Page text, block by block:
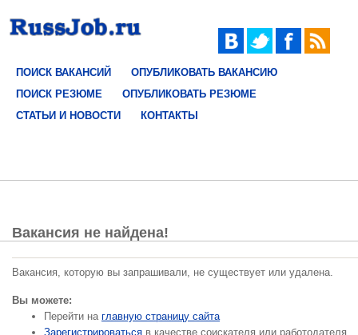
ПОИСК ВАКАНСИЙ
ОПУБЛИКОВАТЬ ВАКАНСИЮ
ПОИСК РЕЗЮМЕ
ОПУБЛИКОВАТЬ РЕЗЮМЕ
СТАТЬИ И НОВОСТИ
КОНТАКТЫ
Вакансия не найдена!
Вакансия, которую вы запрашивали, не существует или удалена.
Вы можете:
Перейти на главную страницу сайта
Зарегистрироваться в качестве соискателя или работодателя